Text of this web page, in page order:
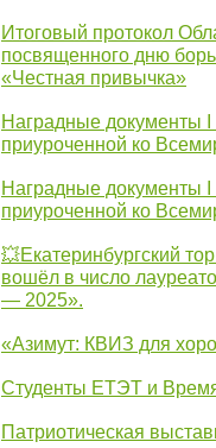
Итоговый протокол
посвященного дню
«Честная привычка»
Наградные документы
приуроченной ко
Наградные документы
приуроченной ко
💥Екатеринбургский
вошёл в число
— 2025».
«Азимут: КВИЗ для
Студенты ЕТЭТ и
Патриотическая